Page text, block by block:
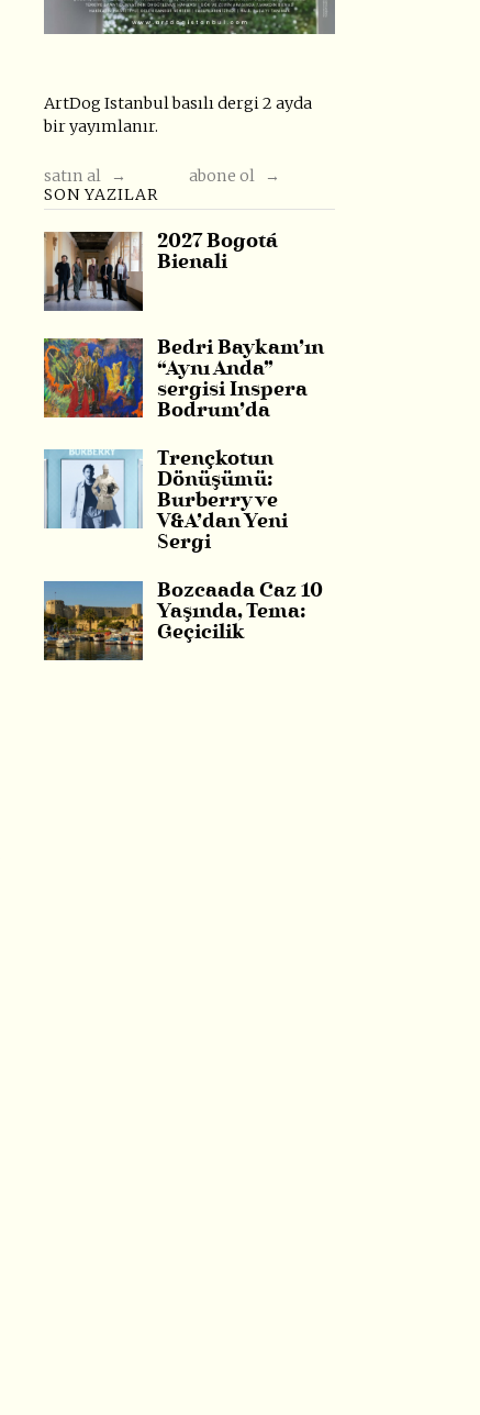
ArtDog Istanbul basılı dergi 2 ayda
bir yayımlanır.
satın al →
abone ol →
SON YAZILAR
2027 Bogotá
Bienali
Bedri Baykam’ın
“Aynı Anda”
sergisi Inspera
Bodrum’da
Trençkotun
Dönüşümü:
Burberry ve
V&A’dan Yeni
Sergi
Bozcaada Caz 10
Yaşında, Tema:
Geçicilik